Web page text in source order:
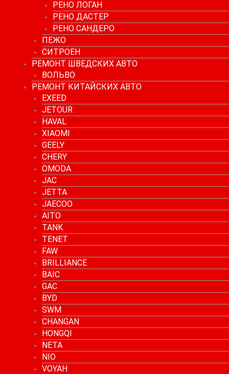
РЕНО ЛОГАН
РЕНО ДАСТЕР
РЕНО САНДЕРО
ПЕЖО
СИТРОЕН
РЕМОНТ ШВЕДСКИХ АВТО
ВОЛЬВО
РЕМОНТ КИТАЙСКИХ АВТО
EXEED
JETOUR
HAVAL
XIAOMI
GEELY
CHERY
OMODA
JAC
JETTA
JAECOO
AITO
TANK
TENET
FAW
BRILLIANCE
BAIC
GAC
BYD
SWM
CHANGAN
HONGQI
NETA
NIO
VOYAH